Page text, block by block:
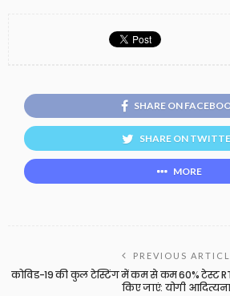
SHARE ON
SHARE ON
MORE
PREVIOUS
कोविड-19 की कुल टेस्टिंग में कम से कम 60% टेस्ट
किए जाएं: योगी